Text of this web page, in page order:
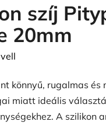
szíj
20mm
könnyű, rugalmas és
miatt ideális
A szilikon